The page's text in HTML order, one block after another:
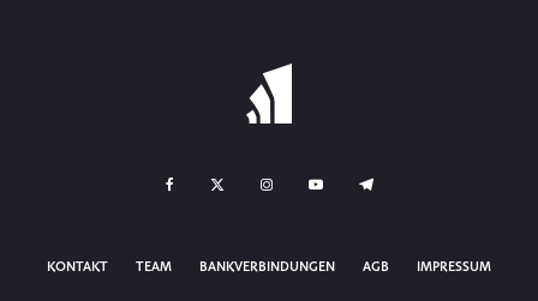
KONTAKT TEAM BANKVERBINDUNGEN AGB IMPRESSUM